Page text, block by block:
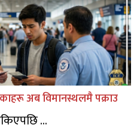
अब विमानस्थलमै पक्राउ
...